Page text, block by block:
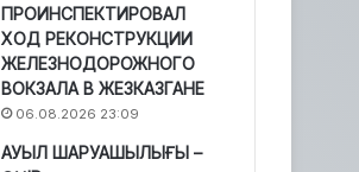
ПРОИНСПЕКТИРОВАЛ
ХОД РЕКОНСТРУКЦИИ
ЖЕЛЕЗНОДОРОЖНОГО
ВОКЗАЛА В ЖЕЗКАЗГАНЕ
06.08.2026 23:09
АУЫЛ ШАРУАШЫЛЫҒЫ –